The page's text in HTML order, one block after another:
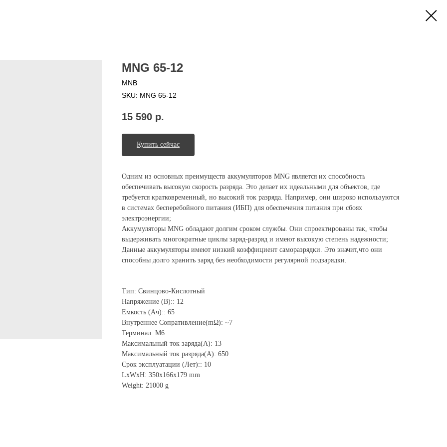
MNG 65-12
MNB
SKU: MNG 65-12
15 590 р.
Купить сейчас
Одним из основных преимуществ аккумуляторов MNG является их способность
обеспечивать высокую скорость разряда. Это делает их идеальными для объектов, где
требуется кратковременный, но высокий ток разряда. Например, они широко используются
в системах бесперебойного питания (ИБП) для обеспечения питания при сбоях
электроэнергии;
Аккумуляторы MNG обладают долгим сроком службы. Они спроектированы так, чтобы
выдерживать многократные циклы заряд-разряд и имеют высокую степень надежности;
Данные аккумуляторы имеют низкий коэффициент саморазрядки. Это значит,что они
способны долго хранить заряд без необходимости регулярной подзарядки.
Тип: Свинцово-Кислотный
Напряжение (В):: 12
Емкость (Ач):: 65
Внутреннее Сопративление(mΩ): ~7
Терминал: M6
Максимальный ток заряда(А): 13
Максимальный ток разряда(А): 650
Срок эксплуатации (Лет):: 10
LxWxH: 350x166x179 mm
Weight: 21000 g